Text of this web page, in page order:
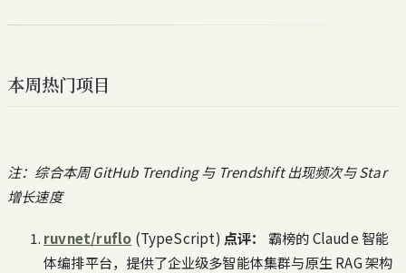
本周热门项目
注：综合本周 GitHub Trending 与 Trendshift 出现频次与 Star
增长速度
ruvnet/ruflo (TypeScript) 点评：
霸榜的 Claude 智能
体编排平台，提供了企业级多智能体集群与原生 RAG 架构